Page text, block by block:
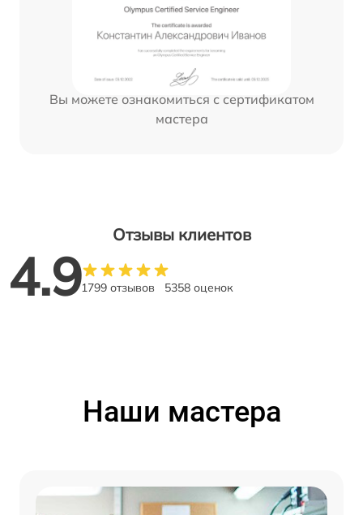
Вы можете ознакомиться с сертификатом
мастера
Отзывы клиентов
4.91799 отзывов 5358 оценок
Наши мастера